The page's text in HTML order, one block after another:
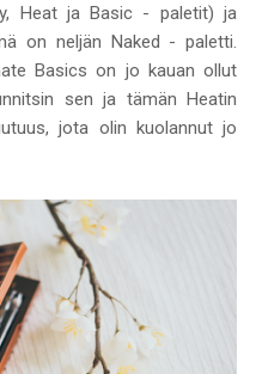
Heat ja Basic - paletit) ja
on neljän Naked - paletti.
Basics on jo kauan ollut
sen ja tämän Heatin
jota olin kuolannut jo